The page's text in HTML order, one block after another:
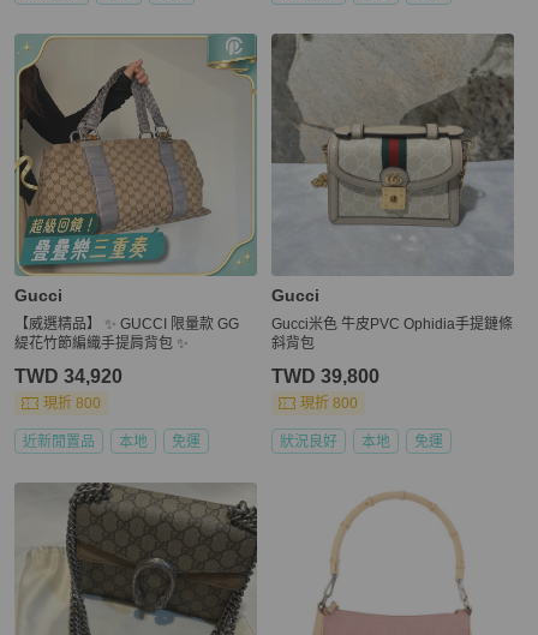
Gucci
【威選精品】 ✨ GUCCI 限量款 GG
緹花竹節編織手提肩背包 ✨
TWD 34,920
現折 800
近新閒置品 本地 免運
Gucci
Gucci米色 牛皮PVC Ophidia手提鏈條
斜背包
TWD 39,800
現折 800
狀況良好 本地 免運